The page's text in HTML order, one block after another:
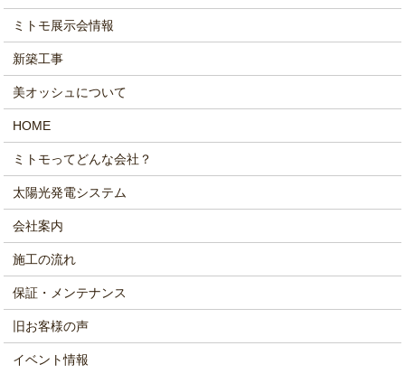
ミトモ展示会情報
新築工事
美オッシュについて
HOME
ミトモってどんな会社？
太陽光発電システム
会社案内
施工の流れ
保証・メンテナンス
旧お客様の声
イベント情報